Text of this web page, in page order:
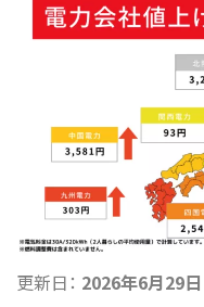
更新日： 2026年6月29日